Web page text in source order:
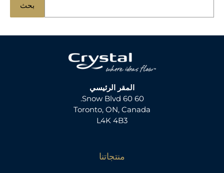
بحث
المقر الرئيسي
60 60 Snow Blvd.
Toronto, ON, Canada
L4K 4B3
منتجاتنا